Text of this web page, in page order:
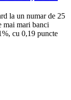
la un numar de 25
mai mari banci
cu 0,19 puncte